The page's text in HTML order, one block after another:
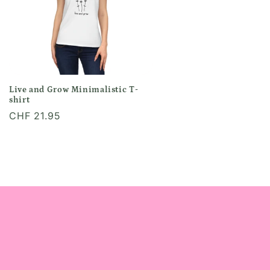
Live and Grow Minimalistic T-
shirt
Normaler
CHF 21.95